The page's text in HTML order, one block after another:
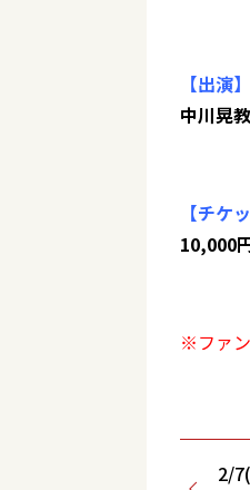
【出演】
中川晃
【チケ
10,000
※ファ
2/